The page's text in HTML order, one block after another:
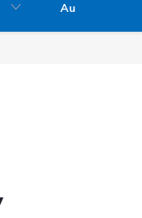
Audio